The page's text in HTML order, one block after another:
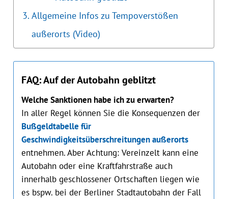
Allgemeine Infos zu Tempoverstößen
außerorts (Video)
FAQ: Auf der Autobahn geblitzt
Welche Sanktionen habe ich zu erwarten?
In aller Regel können Sie die Konsequenzen der
Bußgeldtabelle für
Geschwindigkeitsüberschreitungen außerorts
entnehmen. Aber Achtung: Vereinzelt kann eine
Autobahn oder eine Kraftfahrstraße auch
innerhalb geschlossener Ortschaften liegen wie
es bspw. bei der Berliner Stadtautobahn der Fall